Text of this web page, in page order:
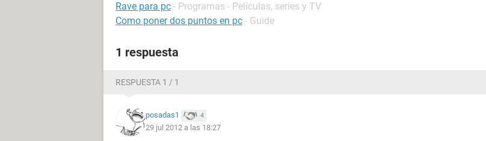
Rave para pc - Programas - Películas, series y TV
Como poner dos puntos en pc - Guide
1 respuesta
RESPUESTA 1 / 1
posadas1 4
29 jul 2012 a las 18:27